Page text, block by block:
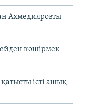
Ахмедияровты
көшірмек
істі ашық